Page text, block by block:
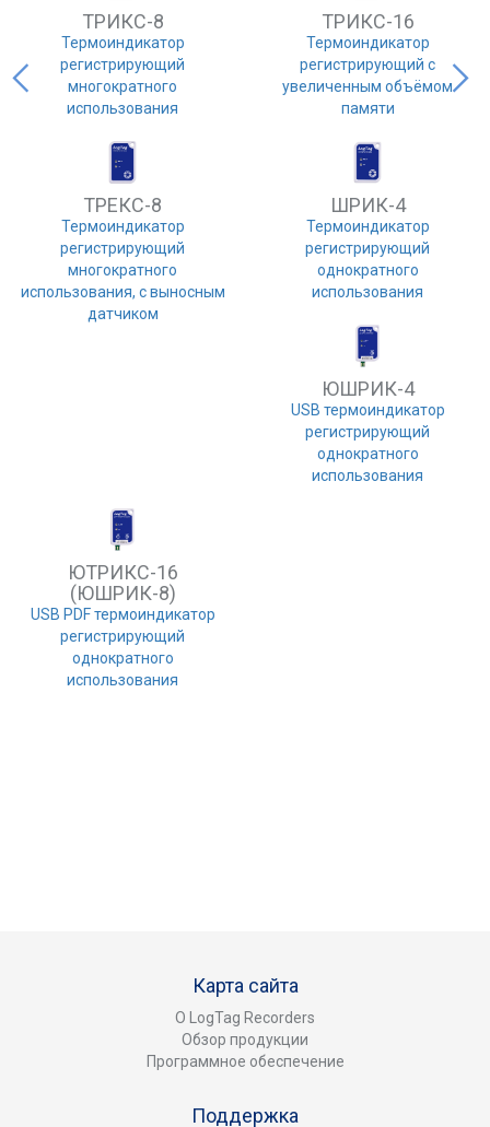
ТРИКС-8
Термоиндикатор
регистрирующий
многократного
использования
ТРИКС-16
Термоиндикатор
регистрирующий с
увеличенным объёмом
памяти
ТРЕКС-8
Термоиндикатор
регистрирующий
многократного
использования, с выносным
датчиком
ШРИК-4
Термоиндикатор
регистрирующий
однократного
использования
ЮШРИК-4
USB термоиндикатор
регистрирующий
однократного
использования
ЮТРИКС-16
(ЮШРИК-8)
USB PDF термоиндикатор
регистрирующий
однократного
использования
Карта сайта
О LogTag Recorders
Обзор продукции
Программное обеспечение
Поддержка